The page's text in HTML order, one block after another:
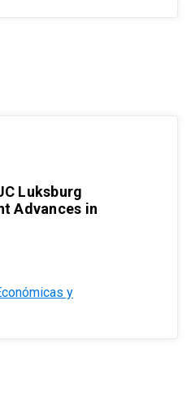
Luksburg
Advances in
y